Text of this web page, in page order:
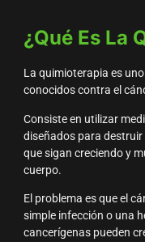
¿Qué Es La
La quimioterapia es
conocidos contra el
Consiste en utilizar
diseñados para
que sigan creciendo y
cuerpo.
El problema es que el
simple infección o una
cancerígenas pueden